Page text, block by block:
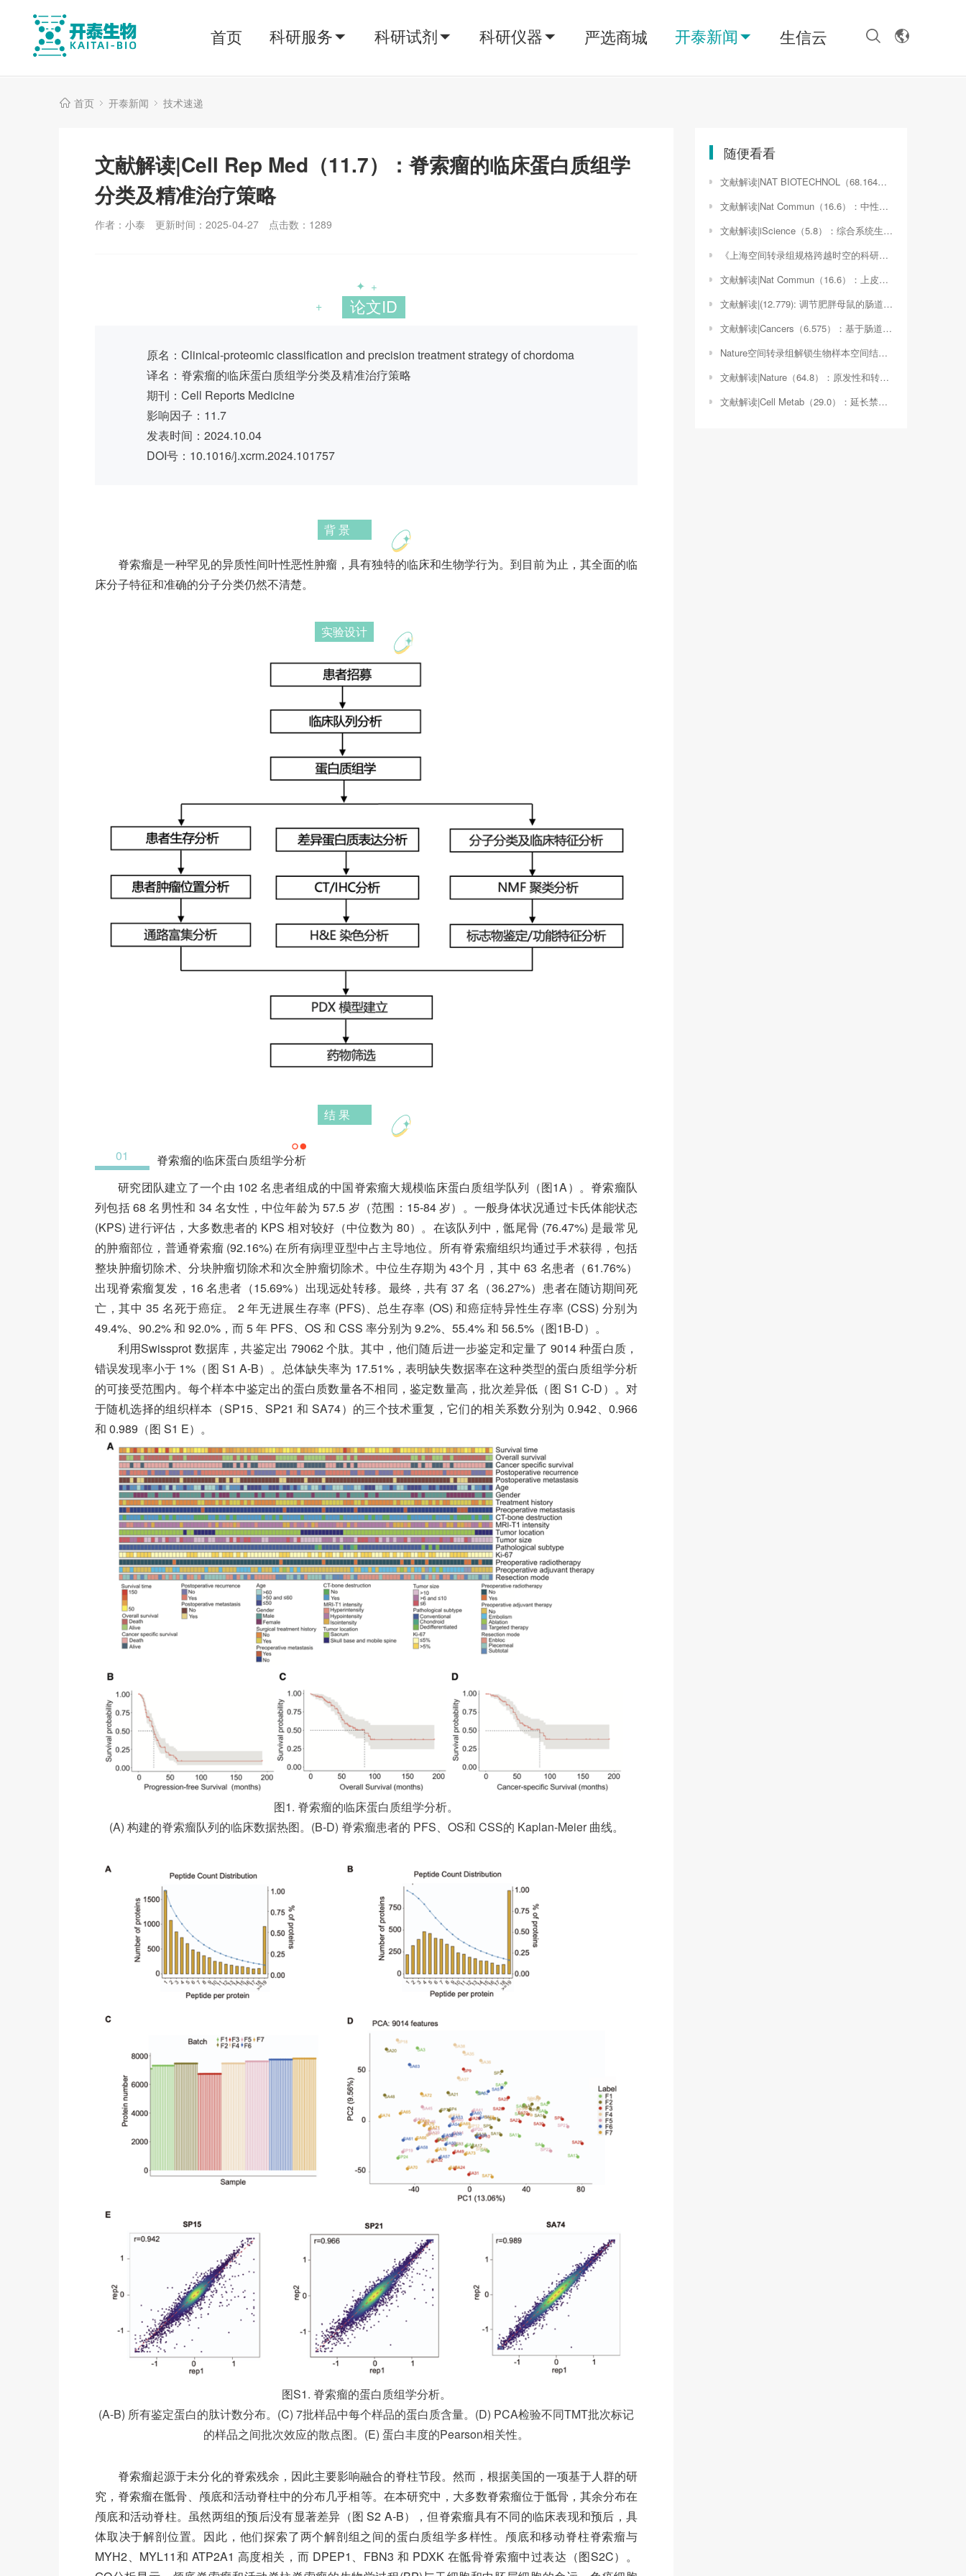
首页 科研服务 科研试剂 科研仪器 严选商城 开泰新闻 生信云
首页 开泰新闻 技术速递
文献解读|Cell Rep Med（11.7）：脊索瘤的临床蛋白质组学
分类及精准治疗策略
作者：小泰 更新时间：2025-04-27 点击数： 1289
✦ +
+ 论文ID
原名：Clinical-proteomic classification and precision treatment strategy of chordoma
译名：脊索瘤的临床蛋白质组学分类及精准治疗策略
期刊：Cell Reports Medicine
影响因子：11.7
发表时间：2024.10.04
DOI号：10.1016/j.xcrm.2024.101757
背 景
脊索瘤是一种罕见的异质性间叶性恶性肿瘤，具有独特的临床和生物学行为。到目前为止，其全面的临
床分子特征和准确的分子分类仍然不清楚。
实验设计
结 果
01
脊索瘤的临床蛋白质组学分析
研究团队建立了一个由 102 名患者组成的中国脊索瘤大规模临床蛋白质组学队列（图1A）。脊索瘤队
列包括 68 名男性和 34 名女性，中位年龄为 57.5 岁（范围：15-84 岁）。一般身体状况通过卡氏体能状态
(KPS) 进行评估，大多数患者的 KPS 相对较好（中位数为 80）。在该队列中，骶尾骨 (76.47%) 是最常见
的肿瘤部位，普通脊索瘤 (92.16%) 在所有病理亚型中占主导地位。所有脊索瘤组织均通过手术获得，包括
整块肿瘤切除术、分块肿瘤切除术和次全肿瘤切除术。中位生存期为 43个月，其中 63 名患者（61.76%）
出现脊索瘤复发，16 名患者（15.69%）出现远处转移。最终，共有 37 名（36.27%）患者在随访期间死
亡，其中 35 名死于癌症。 2 年无进展生存率 (PFS)、总生存率 (OS) 和癌症特异性生存率 (CSS) 分别为
49.4%、90.2% 和 92.0%，而 5 年 PFS、OS 和 CSS 率分别为 9.2%、55.4% 和 56.5%（图1B-D）。
利用Swissprot 数据库，共鉴定出 79062 个肽。其中，他们随后进一步鉴定和定量了 9014 种蛋白质，
错误发现率小于 1%（图 S1 A-B）。总体缺失率为 17.51%，表明缺失数据率在这种类型的蛋白质组学分析
的可接受范围内。每个样本中鉴定出的蛋白质数量各不相同，鉴定数量高，批次差异低（图 S1 C-D）。对
于随机选择的组织样本（SP15、SP21 和 SA74）的三个技术重复，它们的相关系数分别为 0.942、0.966
和 0.989（图 S1 E）。
图1. 脊索瘤的临床蛋白质组学分析。
(A) 构建的脊索瘤队列的临床数据热图。(B-D) 脊索瘤患者的 PFS、OS和 CSS的 Kaplan-Meier 曲线。
图S1. 脊索瘤的蛋白质组学分析。
(A-B) 所有鉴定蛋白的肽计数分布。(C) 7批样品中每个样品的蛋白质含量。(D) PCA检验不同TMT批次标记
的样品之间批次效应的散点图。(E) 蛋白丰度的Pearson相关性。
脊索瘤起源于未分化的脊索残余，因此主要影响融合的脊柱节段。然而，根据美国的一项基于人群的研
究，脊索瘤在骶骨、颅底和活动脊柱中的分布几乎相等。在本研究中，大多数脊索瘤位于骶骨，其余分布在
颅底和活动脊柱。虽然两组的预后没有显著差异（图 S2 A-B），但脊索瘤具有不同的临床表现和预后，具
体取决于解剖位置。因此，他们探索了两个解剖组之间的蛋白质组学多样性。颅底和移动脊柱脊索瘤与
MYH2、MYL11和 ATP2A1 高度相关，而 DPEP1、FBN3 和 PDXK 在骶骨脊索瘤中过表达（图S2C）。
随便看看
文献解读|NAT BIOTECHNOL（68.164）：番茄根际微生物群结构的改变使番茄具有抗枯萎病的能力
文献解读|Nat Commun（16.6）：中性粒细胞活化和克隆性CAR-T再扩增支持细胞因子释放综合征在西他他烯治疗多发性骨髓瘤
文献解读|iScience（5.8）：综合系统生物学表征了鼠寨卡病毒小头畸形中免疫介导的神经发育变化
《上海空间转录组规格跨越时空的科研之旅》（seurat空间转录组）
文献解读|Nat Commun（16.6）：上皮性卵巢癌的蛋白质组学特征描绘了不同组织学亚型的分子特征和治疗靶点
文献解读|(12.779): 调节肥胖母鼠的肠道微生物群可以改变脑-肠轴代谢组，并可以预防成年后代的情绪障碍
文献解读|Cancers（6.575）：基于肠道细菌和病毒的结直肠癌生物标志物的扩展
Nature空间转录组解锁生物样本空间结构的奥秘（空间转录组文章）
文献解读|Nature（64.8）：原发性和转移性实体瘤的泛癌全基因组比较
文献解读|Cell Metab（29.0）：延长禁食时间与成年雌性小鼠的热量限制相结合可产生更大的 保护作用